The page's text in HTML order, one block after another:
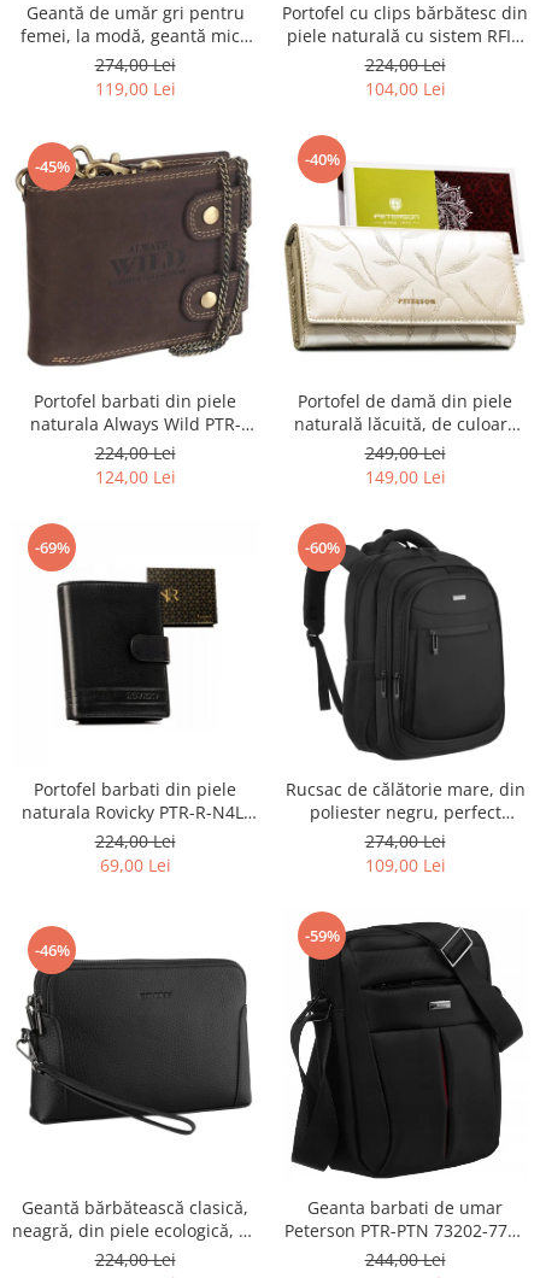
Geantă de umăr gri pentru
femei, la modă, geantă mică
urbană cu fermoar, piele
ecologică - Peterson PTR-PTN
274,00 Lei
119,00 Lei
Portofel cu clips bărbătesc din
piele naturală cu sistem RFID
- Rovicky PTR-N1908-RVT-9799
BLACK
224,00 Lei
104,00 Lei
-45%
Portofel barbati din piele
naturala Always Wild PTR-
2900-BIC
224,00 Lei
124,00 Lei
-40%
Portofel de damă din piele
naturală lăcuită, de culoare
bej, cu închidere cu capsă -
Peterson
249,00 Lei
149,00 Lei
-69%
Portofel barbati din piele
naturala Rovicky PTR-R-N4L-
GAT-8922 B+B
224,00 Lei
69,00 Lei
-60%
Rucsac de călătorie mare, din
poliester negru, perfect
pentru bagajul de mână -
Rovicky PTR-R-BHX-05-1020
274,00 Lei
109,00 Lei
-46%
Geantă bărbătească clasică,
neagră, din piele ecologică, cu
fermoar - Rovicky PTR-R-SDR-
224,00 Lei
-59%
Geanta barbati de umar
Peterson PTR-PTN 73202-7738
BL
244,00 Lei